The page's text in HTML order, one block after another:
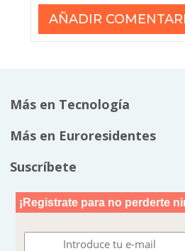
Más en Tecnología
Más en Euroresidentes
Suscríbete